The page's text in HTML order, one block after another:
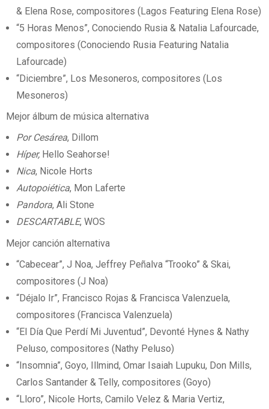
& Elena Rose, compositores (Lagos Featuring Elena Rose)
“5 Horas Menos”, Conociendo Rusia & Natalia Lafourcade,
compositores (Conociendo Rusia Featuring Natalia
Lafourcade)
“Diciembre”, Los Mesoneros, compositores (Los
Mesoneros)
Mejor álbum de música alternativa
Por Cesárea, Dillom
Híper, Hello Seahorse!
Nica, Nicole Horts
Autopoiética, Mon Laferte
Pandora, Ali Stone
DESCARTABLE, WOS
Mejor canción alternativa
“Cabecear”, J Noa, Jeffrey Peñalva “Trooko” & Skai,
compositores (J Noa)
“Déjalo Ir”, Francisco Rojas & Francisca Valenzuela,
compositores (Francisca Valenzuela)
“El Día Que Perdí Mi Juventud”, Devonté Hynes & Nathy
Peluso, compositores (Nathy Peluso)
“Insomnia”, Goyo, Illmind, Omar Isaiah Lupuku, Don Mills,
Carlos Santander & Telly, compositores (Goyo)
“Lloro”, Nicole Horts, Camilo Velez & Maria Vertiz,